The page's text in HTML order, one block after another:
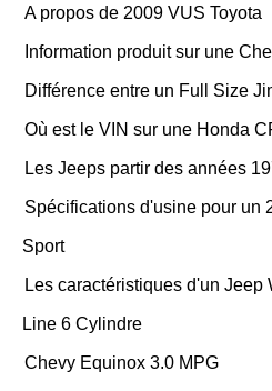
A propos de 2009 VUS Toyota
Information produit sur une
Différence entre un Full Size
Où est le VIN sur une Honda
Les Jeeps partir des années
Spécifications d'usine pour un
Sport
Les caractéristiques d'un Jeep
Line 6 Cylindre
Chevy Equinox 3.0 MPG